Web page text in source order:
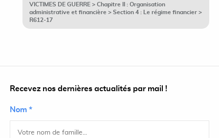
VICTIMES DE GUERRE > Chapitre II : Organisation
administrative et financière > Section 4 : Le régime financier >
R612-17
Recevez nos dernières actualités par mail !
Nom *